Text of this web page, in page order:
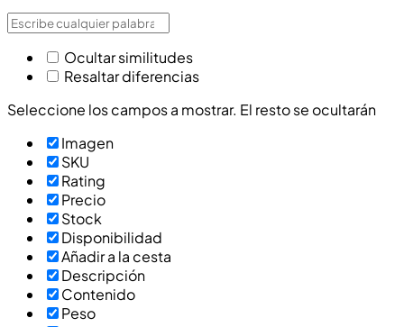
Ocultar similitudes
Resaltar diferencias
Seleccione los campos a mostrar. El resto se ocultarán
Imagen
SKU
Rating
Precio
Stock
Disponibilidad
Añadir a la cesta
Descripción
Contenido
Peso